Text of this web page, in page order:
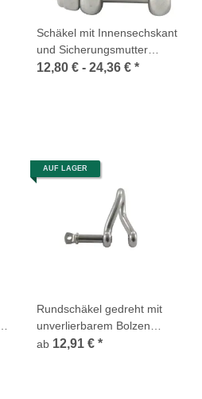
Schäkel mit Innensechskant
und Sicherungsmutter
Edelstahl A4
12,80 € - 24,36 € *
AUF LAGER
Rundschäkel gedreht mit
unverlierbarem Bolzen
Edelstahl A4
ab 12,91 € *